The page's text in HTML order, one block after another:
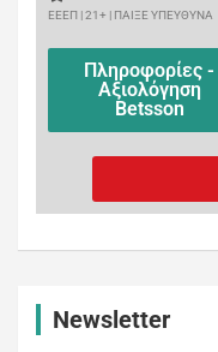
ΕΕΕΠ | 21+ | ΠΑΙΞΕ ΥΠΕΥΘΥΝΑ
Πληροφορίες -
Αξιολόγηση
Betsson
Newsletter